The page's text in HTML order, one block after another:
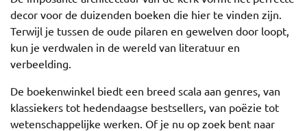
decor voor de duizenden boeken die hier te vinden zijn.
Terwijl je tussen de oude pilaren en gewelven door loopt,
kun je verdwalen in de wereld van literatuur en
verbeelding.
De boekenwinkel biedt een breed scala aan genres, van
klassiekers tot hedendaagse bestsellers, van poëzie tot
wetenschappelijke werken. Of je nu op zoek bent naar